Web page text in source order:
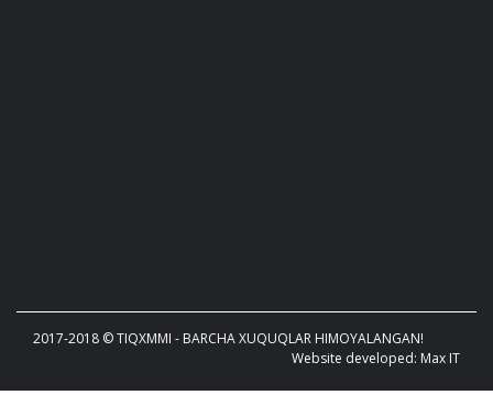
2017-2018 © TIQXMMI - BARCHA XUQUQLAR HIMOYALANGAN!
Website developed: Max IT